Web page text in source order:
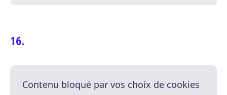
Contenu bloqué par vos choix de cookies